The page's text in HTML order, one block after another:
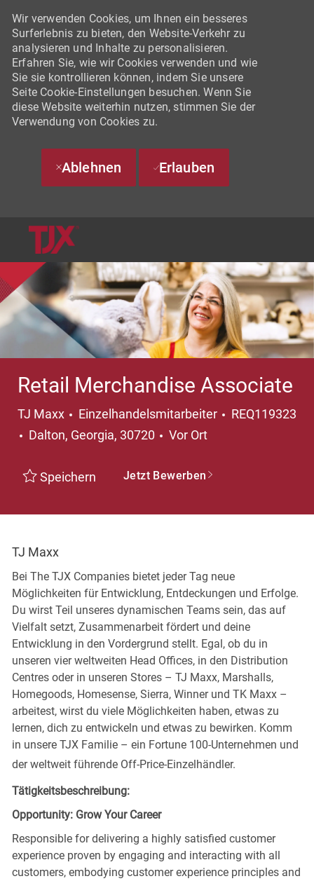
Wir verwenden Cookies, um Ihnen ein besseres
Surferlebnis zu bieten, den Website-Verkehr zu
analysieren und Inhalte zu personalisieren.
Erfahren Sie, wie wir Cookies verwenden und wie
Sie sie kontrollieren können, indem Sie unsere
Seite Cookie-Einstellungen besuchen. Wenn Sie
diese Website weiterhin nutzen, stimmen Sie der
Verwendung von Cookies zu.
Ablehnen Erlauben
Retail Merchandise Associate
TJ Maxx Kategorie
Einzelhandelsmitarbeiter
REQ119323
Ort
Dalton, Georgia, 30720 Vor Ort
Speichern Jetzt Bewerben
TJ Maxx
Bei The TJX Companies bietet jeder Tag neue
Möglichkeiten für Entwicklung, Entdeckungen und Erfolge.
Du wirst Teil unseres dynamischen Teams sein, das auf
Vielfalt setzt, Zusammenarbeit fördert und deine
Entwicklung in den Vordergrund stellt. Egal, ob du in
unseren vier weltweiten Head Offices, in den Distribution
Centres oder in unseren Stores – TJ Maxx, Marshalls,
Homegoods, Homesense, Sierra, Winner und TK Maxx –
arbeitest, wirst du viele Möglichkeiten haben, etwas zu
lernen, dich zu entwickeln und etwas zu bewirken. Komm
in unsere TJX Familie – ein Fortune 100-Unternehmen und
der weltweit führende Off-Price-Einzelhändler.
Tätigkeitsbeschreibung:
Opportunity: Grow Your Career
Responsible for delivering a highly satisfied customer
experience proven by engaging and interacting with all
customers, embodying customer experience principles and